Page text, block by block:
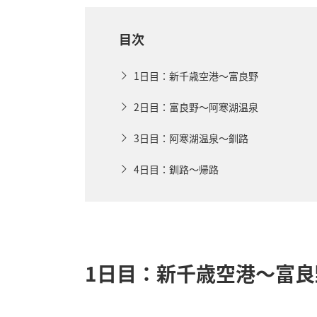
目次
1日目：新千歳空港〜富良野
2日目：富良野〜阿寒湖温泉
3日目：阿寒湖温泉〜釧路
4日目：釧路〜帰路
1日目：新千歳空港〜富